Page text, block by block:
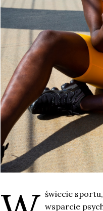
świecie
wsparcie